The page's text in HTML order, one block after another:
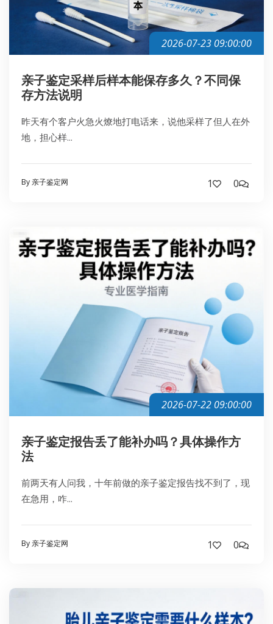
2026-07-23 09:00:00
亲子鉴定采样后样本能保存多久？不同保
存方法说明
昨天有个客户火急火燎地打电话来，说他采样了但人在外
地，担心样...
By 亲子鉴定网 1 0
2026-07-22 09:00:00
亲子鉴定报告丢了能补办吗？具体操作方
法
前两天有人问我，十年前做的亲子鉴定报告找不到了，现
在急用，咋...
By 亲子鉴定网 1 0